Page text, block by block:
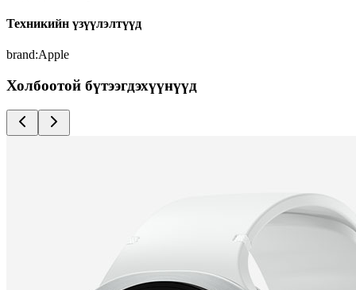
Техникийн үзүүлэлтүүд
brand:Apple
Холбоотой бүтээгдэхүүнүүд